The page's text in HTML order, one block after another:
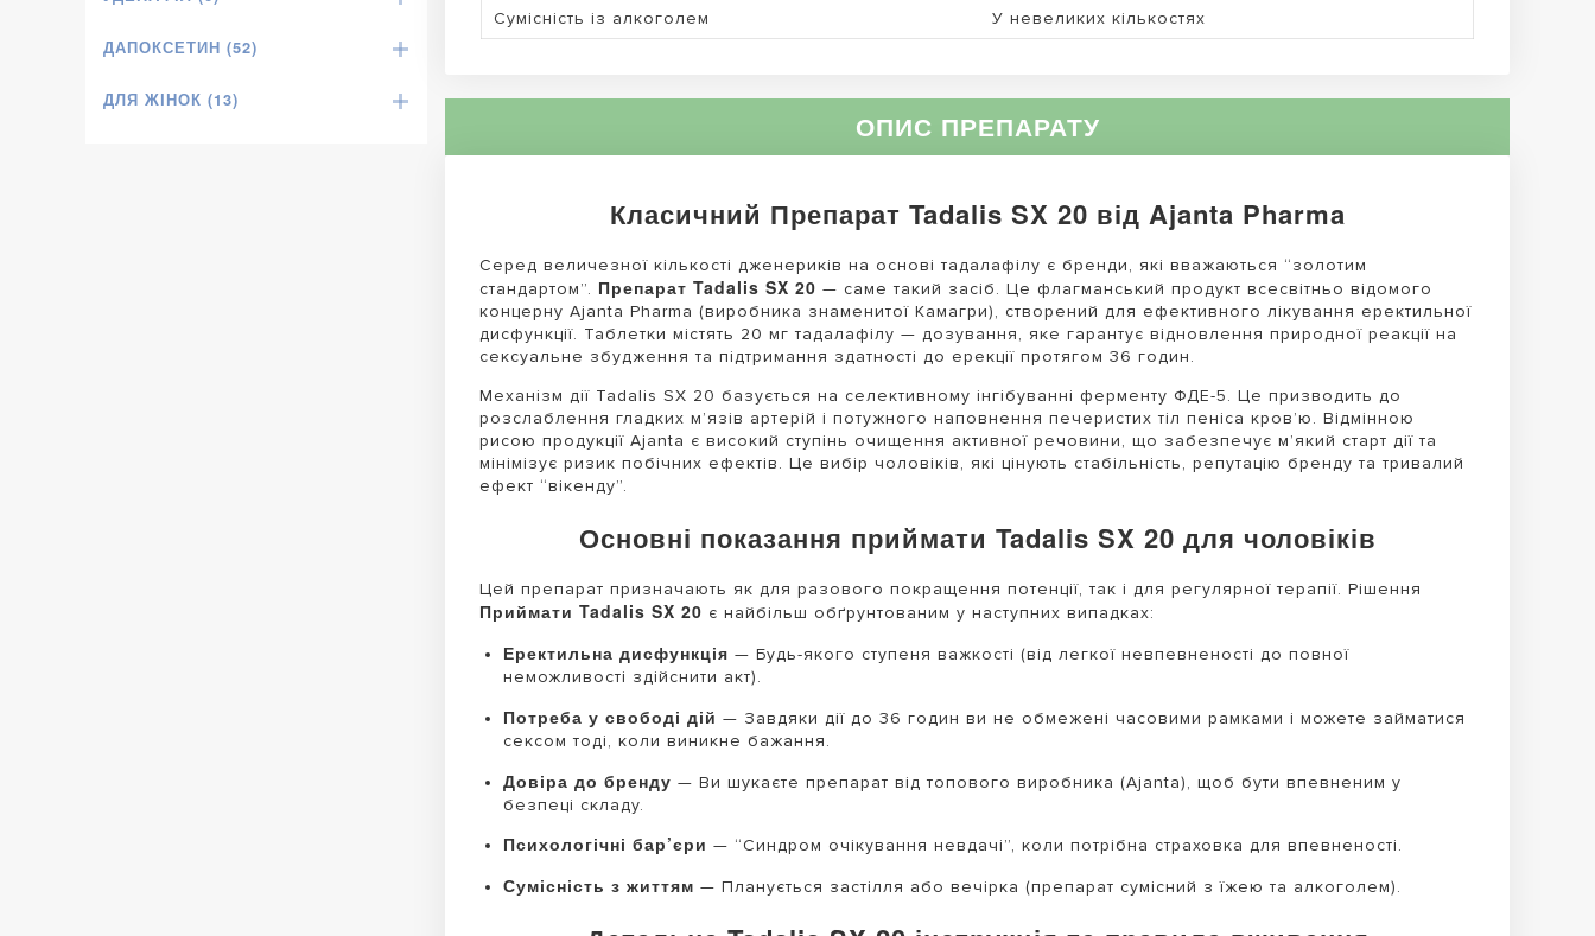
ДАПОКСЕТИН (52)
ДЛЯ ЖІНОК (13)
Сумісність із алкоголем
У невеликих кількостях
ОПИС ПРЕПАРАТУ
Класичний Препарат Tadalis SX 20 від Ajanta Pharma
Серед величезної кількості дженериків на основі тадалафілу є бренди, які вважаються “золотим
стандартом”. Препарат Tadalis SX 20 — саме такий засіб. Це флагманський продукт всесвітньо відомого
концерну Ajanta Pharma (виробника знаменитої Камагри), створений для ефективного лікування еректильної
дисфункції. Таблетки містять 20 мг тадалафілу — дозування, яке гарантує відновлення природної реакції на
сексуальне збудження та підтримання здатності до ерекції протягом 36 годин.
Механізм дії Tadalis SX 20 базується на селективному інгібуванні ферменту ФДЕ-5. Це призводить до
розслаблення гладких м’язів артерій і потужного наповнення печеристих тіл пеніса кров’ю. Відмінною
рисою продукції Ajanta є високий ступінь очищення активної речовини, що забезпечує м’який старт дії та
мінімізує ризик побічних ефектів. Це вибір чоловіків, які цінують стабільність, репутацію бренду та тривалий
ефект “вікенду”.
Основні показання приймати Tadalis SX 20 для чоловіків
Цей препарат призначають як для разового покращення потенції, так і для регулярної терапії. Рішення
Приймати Tadalis SX 20 є найбільш обґрунтованим у наступних випадках:
Еректильна дисфункція — Будь-якого ступеня важкості (від легкої невпевненості до повної
неможливості здійснити акт).
Потреба у свободі дій — Завдяки дії до 36 годин ви не обмежені часовими рамками і можете займатися
сексом тоді, коли виникне бажання.
Довіра до бренду — Ви шукаєте препарат від топового виробника (Ajanta), щоб бути впевненим у
безпеці складу.
Психологічні бар’єри — “Синдром очікування невдачі”, коли потрібна страховка для впевненості.
Сумісність з життям — Планується застілля або вечірка (препарат сумісний з їжею та алкоголем).